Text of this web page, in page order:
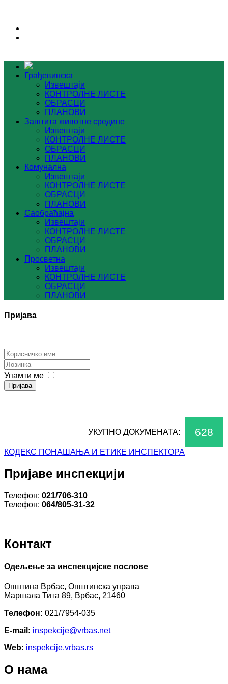
Грађевинска
Извештаји
КОНТРОЛНЕ ЛИСТЕ
ОБРАСЦИ
ПЛАНОВИ
Заштита животне средине
Извештаји
КОНТРОЛНЕ ЛИСТЕ
ОБРАСЦИ
ПЛАНОВИ
Комунална
Извештаји
КОНТРОЛНЕ ЛИСТЕ
ОБРАСЦИ
ПЛАНОВИ
Саобраћајна
Извештаји
КОНТРОЛНЕ ЛИСТЕ
ОБРАСЦИ
ПЛАНОВИ
Просветна
Извештаји
КОНТРОЛНЕ ЛИСТЕ
ОБРАСЦИ
ПЛАНОВИ
Пријава
Упамти ме
Пријава
УКУПНО ДОКУМЕНАТА: 628
КОДЕКС ПОНАШАЊА И ЕТИКЕ ИНСПЕКТОРА
Пријаве инспекцији
Телефон: 021/706-310
Телефон: 064/805-31-32
Контакт
Одељење за инспекцијске послове
Општина Врбас, Општинска управа
Маршала Тита 89, Врбас, 21460
Телефон: 021/7954-035
E-mail: inspekcijе@vrbas.net
Web: inspekcije.vrbas.rs
О нама